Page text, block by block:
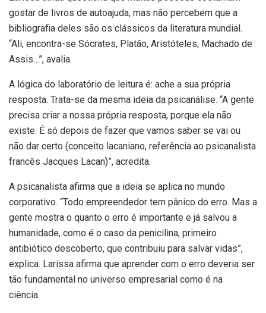
gostar de livros de autoajuda, mas não percebem que a
bibliografia deles são os clássicos da literatura mundial.
“Ali, encontra-se Sócrates, Platão, Aristóteles, Machado de
Assis…”, avalia.
A lógica do laboratório de leitura é: ache a sua própria
resposta. Trata-se da mesma ideia da psicanálise. “A gente
precisa criar a nossa própria resposta, porque ela não
existe. É só depois de fazer que vamos saber se vai ou
não dar certo (conceito lacaniano, referência ao psicanalista
francês Jacques Lacan)”, acredita.
A psicanalista afirma que a ideia se aplica no mundo
corporativo. “Todo empreendedor tem pânico do erro. Mas a
gente mostra o quanto o erro é importante e já salvou a
humanidade, como é o caso da penicilina, primeiro
antibiótico descoberto, que contribuiu para salvar vidas”,
explica. Larissa afirma que aprender com o erro deveria ser
tão fundamental no universo empresarial como é na
ciência.